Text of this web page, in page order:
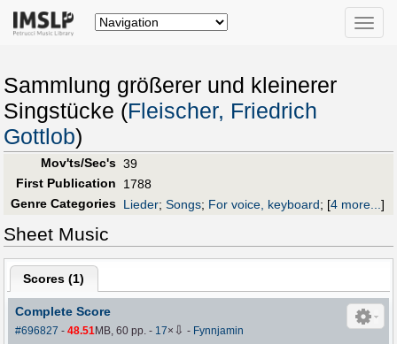
Toggle
Sammlung größerer und kleinerer
Singstücke (Fleischer, Friedrich
Gottlob)
Mov'ts/Sec's 39
First Publication
1788
Genre Categories Lieder; Songs; For voice, keyboard; [4 more...]
Sheet Music
Scores (1)
Complete Score
#696827 -48.51MB, 60 pp.- 17× ⇩ - Fynnjamin